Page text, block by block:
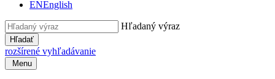
ENEnglish
Hľadaný výraz
Hľadať
rozšírené vyhľadávanie
Menu